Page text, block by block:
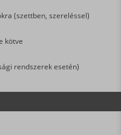
(szettben, szereléssel)
kötve
rendszerek esetén)